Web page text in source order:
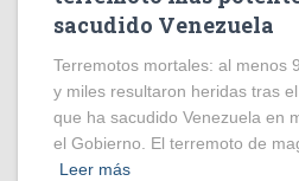
sacudido Venezuela
Terremotos mortales: al menos
y miles resultaron heridas tras
que ha sacudido Venezuela en
el Gobierno. El terremoto de
Leer más